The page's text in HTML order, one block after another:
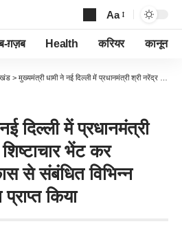
Font
Resizer
Aa
ग़ज़ब Health करियर कानून
> मुख्यमंत्री धामी ने नई दिल्ली में प्रधानमंत्री श्री नरेंद्र मोदी से शिष्टाचार भेंट कर उत्तराखण्ड के विकास से संबंधित विभिन्न विषयों पर मार्गदर्शन प्राप्त किया
दिल्ली में प्रधानमंत्री
भेंट कर
से संबंधित विभिन्न
प्राप्त किया